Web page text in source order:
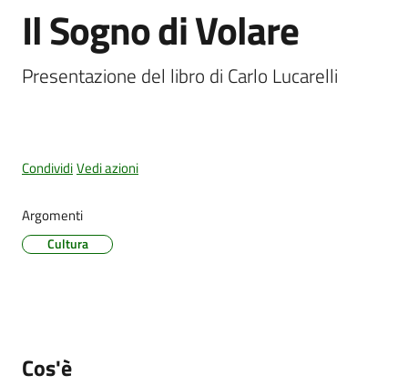
Mordano
Servizi
Salta al contenuto
Il Sogno di Volare
Presentazione del libro di Carlo Lucarelli
CondividiVedi azioni
Argomenti
Cultura
Cos'è